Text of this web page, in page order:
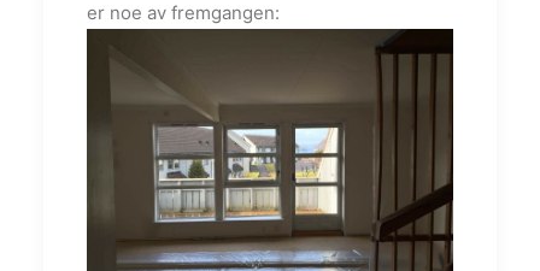
er noe av fremgangen: